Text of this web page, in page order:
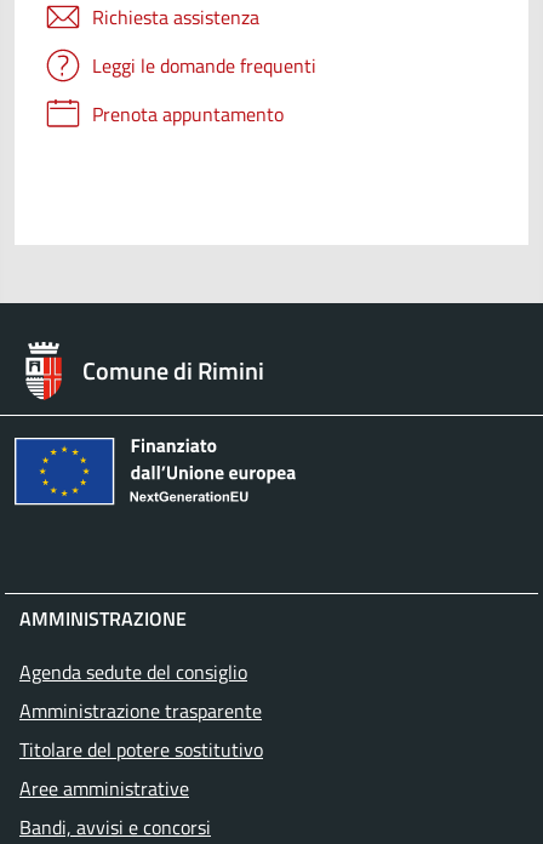
Richiesta assistenza
Leggi le domande frequenti
Prenota appuntamento
Comune di Rimini
AMMINISTRAZIONE
Agenda sedute del consiglio
Amministrazione trasparente
Titolare del potere sostitutivo
Aree amministrative
Bandi, avvisi e concorsi